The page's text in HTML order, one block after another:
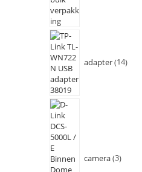
adapter 14
camera 3